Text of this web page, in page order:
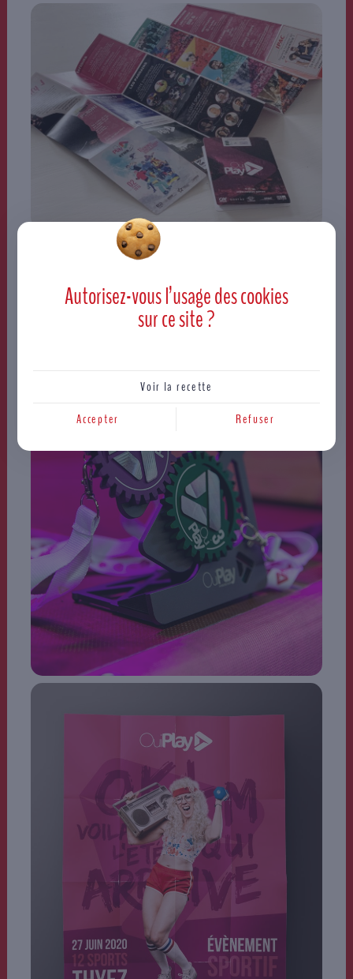
Autorisez-vous l’usage descookies
sur ce site ?
Voir la recette
Accepter
Refuser